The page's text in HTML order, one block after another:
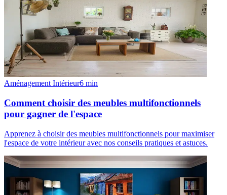
Aménagement Intérieur6 min
Comment choisir des meubles multifonctionnels
pour gagner de l'espace
Apprenez à choisir des meubles multifonctionnels pour maximiser
l'espace de votre intérieur avec nos conseils pratiques et astuces.